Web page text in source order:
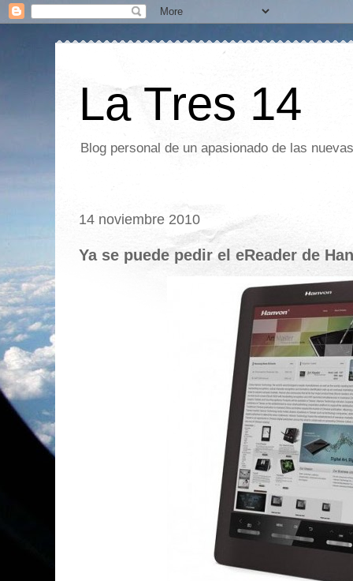
La Tres 14
Blog personal de un apasionado de las
14 noviembre 2010
Ya se puede pedir el eReader de